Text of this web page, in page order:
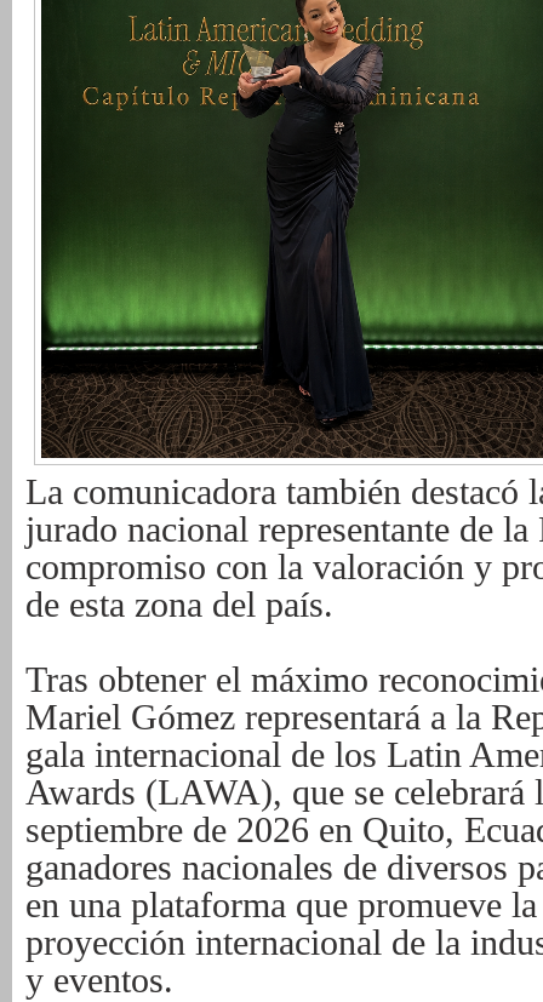
La comunicadora también destacó
jurado nacional representante de
compromiso con la valoración y
de esta zona del país.
Tras obtener el máximo
Mariel Gómez representará a la
gala internacional de los Latin
Awards (LAWA), que se celebrará
septiembre de 2026 en Quito,
ganadores nacionales de diversos
en una plataforma que promueve
proyección internacional de la
y eventos.